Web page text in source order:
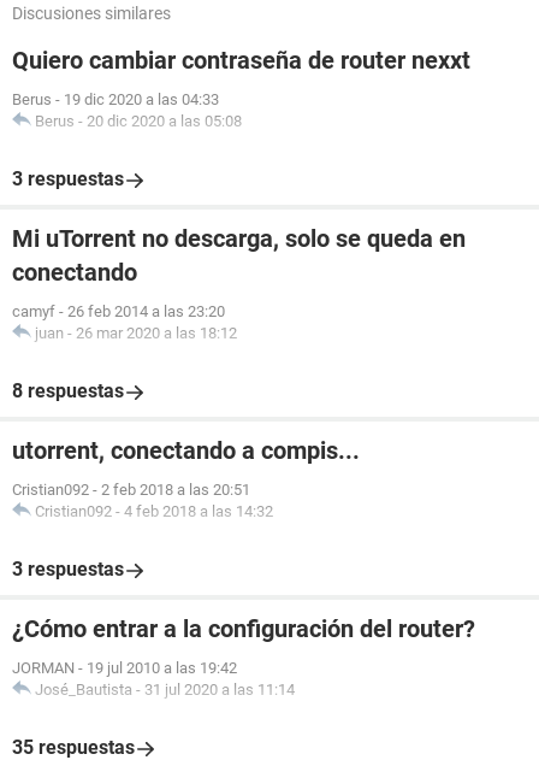
Discusiones similares
Quiero cambiar contraseña de router nexxt
Berus - 19 dic 2020 a las 04:33
Berus - 20 dic 2020 a las 05:08
3 respuestas
Mi uTorrent no descarga, solo se queda en
conectando
camyf - 26 feb 2014 a las 23:20
juan - 26 mar 2020 a las 18:12
8 respuestas
utorrent, conectando a compis...
Cristian092 - 2 feb 2018 a las 20:51
Cristian092 - 4 feb 2018 a las 14:32
3 respuestas
¿Cómo entrar a la configuración del router?
JORMAN - 19 jul 2010 a las 19:42
José_Bautista - 31 jul 2020 a las 11:14
35 respuestas